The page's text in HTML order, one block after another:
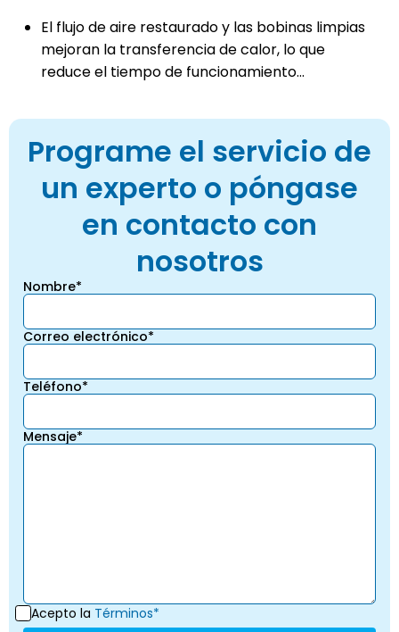
El flujo de aire restaurado y las bobinas limpias
mejoran la transferencia de calor, lo que
reduce el tiempo de funcionamiento...
Programe el servicio de
un experto o póngase
en contacto con
nosotros
Nombre*
Correo electrónico*
Teléfono*
Mensaje*
Acepto la Términos*